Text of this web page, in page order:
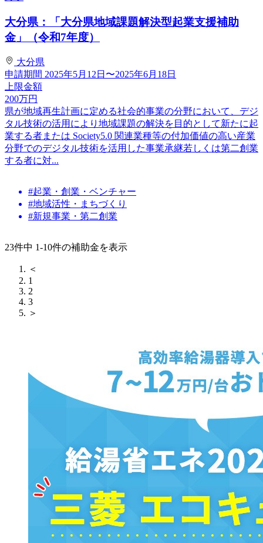
大分県：「大分県地域課題解決型起業支援補助
金」（令和7年度）
大分県
申請期間 2025年5月12日〜2025年6月18日
上限金額
200万円
県が地域再生計画に定める社会的事業の分野において、デジ
タル技術の活用により地域課題の解決を目的として新たに起
業する者または Society5.0 関連業種等の付加価値の高い産業
分野でのデジタル技術を活用した事業承継若しくは第二創業
する者に対...
#起業・創業・ベンチャー
#地域活性・まちづくり
#新規事業・第二創業
23件中 1-10件の補助金を表示
＜
1
2
3
＞